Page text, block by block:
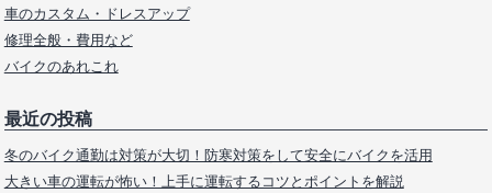
車のカスタム・ドレスアップ
修理全般・費用など
バイクのあれこれ
最近の投稿
冬のバイク通勤は対策が大切！防寒対策をして安全にバイクを活用
大きい車の運転が怖い！上手に運転するコツとポイントを解説